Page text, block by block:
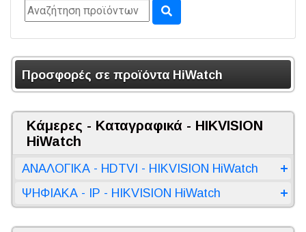
Προσφορές σε προϊόντα HiWatch
Κάμερες - Καταγραφικά - HIKVISION
HiWatch
ΑΝΑΛΟΓΙΚΑ - HDTVI - HIKVISION HiWatch
ΨΗΦΙΑΚΑ - IP - HIKVISION HiWatch